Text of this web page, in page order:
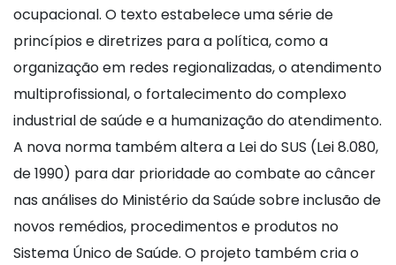
ocupacional. O texto estabelece uma série de
princípios e diretrizes para a política, como a
organização em redes regionalizadas, o atendimento
multiprofissional, o fortalecimento do complexo
industrial de saúde e a humanização do atendimento.
A nova norma também altera a Lei do SUS (Lei 8.080,
de 1990) para dar prioridade ao combate ao câncer
nas análises do Ministério da Saúde sobre inclusão de
novos remédios, procedimentos e produtos no
Sistema Único de Saúde. O projeto também cria o